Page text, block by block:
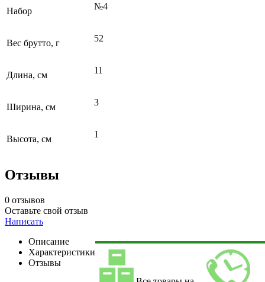
Набор №4
Вес брутто, г 52
Длина, см 11
Ширина, см 3
Высота, см 1
Отзывы
0 отзывов
Оставьте свой отзыв
Написать
Описание
Характеристики
Отзывы